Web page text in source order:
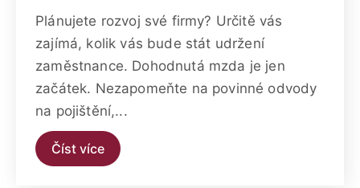
Plánujete rozvoj své firmy? Určitě vás
zajímá, kolik vás bude stát udržení
zaměstnance. Dohodnutá mzda je jen
začátek. Nezapomeňte na povinné odvody
na pojištění,...
Číst více